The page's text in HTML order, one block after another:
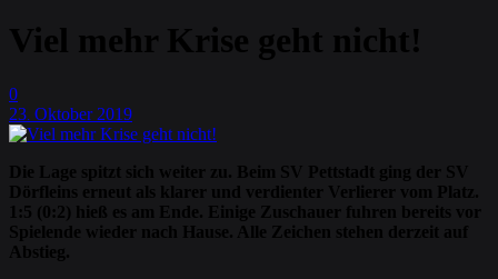
Viel mehr Krise geht nicht!
0
23. Oktober 2019
Die Lage spitzt sich weiter zu. Beim SV Pettstadt ging der SV
Dörfleins erneut als klarer und verdienter Verlierer vom Platz.
1:5 (0:2) hieß es am Ende. Einige Zuschauer fuhren bereits vor
Spielende wieder nach Hause. Alle Zeichen stehen derzeit auf
Abstieg.